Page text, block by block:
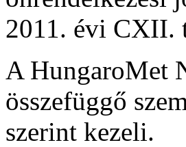
2011. évi CXII.
A HungaroMet
összefüggő
szerint kezeli.